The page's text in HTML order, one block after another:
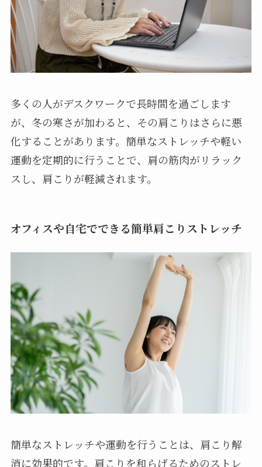
多くの人がデスクワークで長時間を過ごします
が、冬の寒さが加わると、その肩こりはさらに悪
化することがあります。簡単なストレッチや軽い
運動を定期的に行うことで、肩の筋肉がリラック
スし、肩こりが軽減されます。
オフィスや自宅でできる簡単肩こりストレッチ
簡単なストレッチや運動を行うことは、肩こり解
消に効果的です。肩こりを和らげるためのストレ